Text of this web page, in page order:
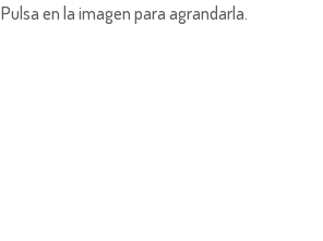
Pulsa en la imagen para agrandarla.